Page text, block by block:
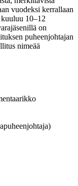
vuodeksi kerrallaan
10–12
on
puheenjohtajan
nimeää